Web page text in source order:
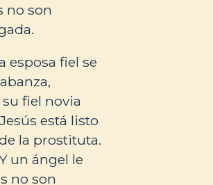
no son
esposa fiel se
fiel novia
está listo
la prostituta.
un ángel le
no son